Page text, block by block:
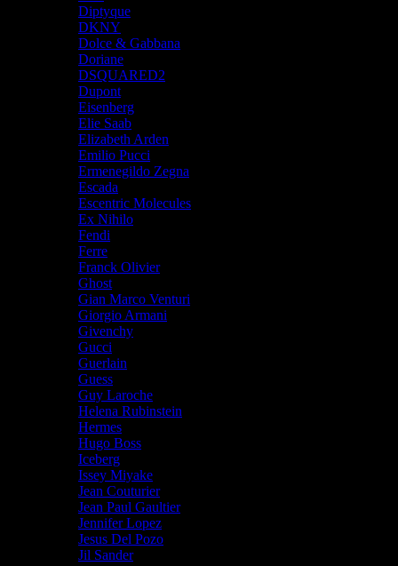
Diptyque
DKNY
Dolce & Gabbana
Doriane
DSQUARED2
Dupont
Eisenberg
Elie Saab
Elizabeth Arden
Emilio Pucci
Ermenegildo Zegna
Escada
Escentric Molecules
Ex Nihilo
Fendi
Ferre
Franck Olivier
Ghost
Gian Marco Venturi
Giorgio Armani
Givenchy
Gucci
Guerlain
Guess
Guy Laroche
Helena Rubinstein
Hermes
Hugo Boss
Iceberg
Issey Miyake
Jean Couturier
Jean Paul Gaultier
Jennifer Lopez
Jesus Del Pozo
Jil Sander